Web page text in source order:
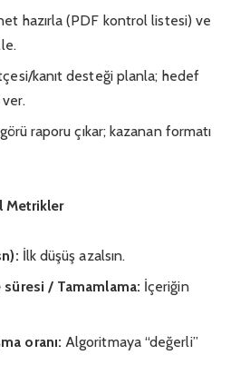
hazırla (PDF kontrol listesi) ve
kanıt desteği planla; hedef
raporu çıkar; kazanan formatı
Metrikler
İlk düşüş azalsın.
/ Tamamlama: İçeriğin
oranı: Algoritmaya “değerli”